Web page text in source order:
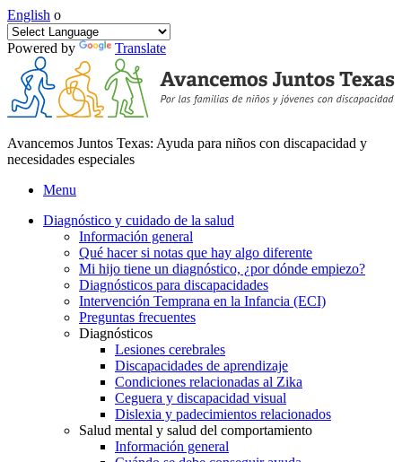
English o
Powered by Translate
Avancemos Juntos Texas: Ayuda para niños con discapacidad y
necesidades especiales
Menu
Diagnóstico y cuidado de la salud
Información general
Qué hacer si notas que hay algo diferente
Mi hijo tiene un diagnóstico, ¿por dónde empiezo?
Diagnósticos para discapacidades
Intervención Temprana en la Infancia (ECI)
Preguntas frecuentes
Diagnósticos
Lesiones cerebrales
Discapacidades de aprendizaje
Condiciones relacionadas al Zika
Ceguera y discapacidad visual
Dislexia y padecimientos relacionados
Salud mental y salud del comportamiento
Información general